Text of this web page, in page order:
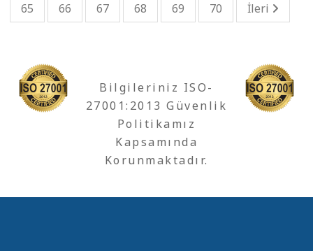
65
66 67 68 69 70 İleri
Bilgileriniz ISO-
27001:2013 Güvenlik
Politikamız
Kapsamında
Korunmaktadır.